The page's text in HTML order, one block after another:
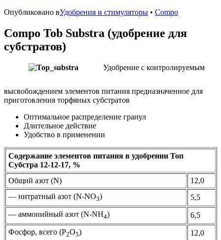
Опубликовано вУдобрения и стимуляторы • Compo
Compo Tob Substra (удобрение для
субстратов)
Удобрение с контролируемым
высвобождением элементов питания предназначенное для
приготовления торфяных субстратов
Оптимальное распределение гранул
Длительное действие
Удобство в применении
Содержание элементов питания в удобрении Топ
Субстра 12-12-17, %
Общий азот (N)
12,0
— нитратный азот (N-NO3)
5,5
— аммонийный азот (N-NH4)
6,5
Фосфор, всего (Р2O5)
12,0